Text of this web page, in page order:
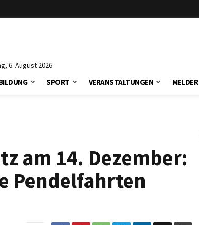
6. August 2026
SPORT VERANSTALTUNGEN MELDER
am 14. Dezember:
Pendelfahrten